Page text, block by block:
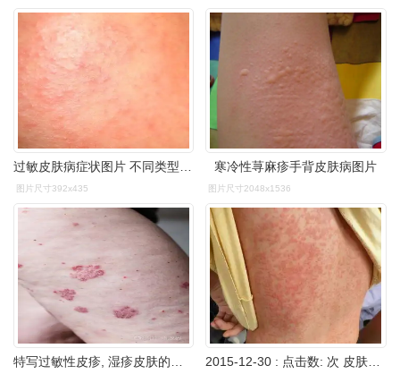
图片尺寸392x435
寒冷性荨麻疹手背皮肤病图片
图片尺寸2048x1536